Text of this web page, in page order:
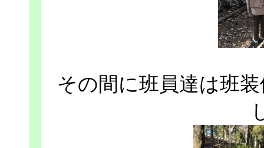
その間に班員達は班